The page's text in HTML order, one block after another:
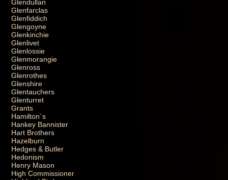
Glendullan
Glenfarclas
Glenfiddich
Glengoyne
Glenkinchie
Glenlivet
Glenlossie
Glenmorangie
Glenross
Glenrothes
Glenshire
Glentauchers
Glenturret
Grants
Hamilton`s
Hankey Bannister
Hart Brothers
Hazelburn
Hedges & Butler
Hedonism
Henry Mason
High Commissioner